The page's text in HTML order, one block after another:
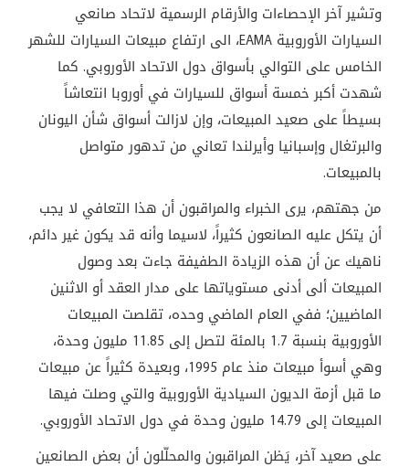
وتشير آخر الإحصاءات والأرقام الرسمية لاتحاد صانعي
السيارات الأوروبية EAMA، الى ارتفاع مبيعات السيارات للشهر
الخامس على التوالي بأسواق دول الاتحاد الأوروبي. كما
شهدت أكبر خمسة أسواق للسيارات في أوروبا انتعاشاً
بسيطاً على صعيد المبيعات، وإن لازالت أسواق شأن اليونان
والبرتغال وإسبانيا وأيرلندا تعاني من تدهور متواصل
بالمبيعات.
من جهتهم، يرى الخبراء والمراقبون أن هذا التعافي لا يجب
أن يتكل عليه الصانعون كثيراً، لاسيما وأنه قد يكون غير دائم،
ناهيك عن أن هذه الزيادة الطفيفة جاءت بعد وصول
المبيعات ألى أدنى مستوياتها على مدار العقد أو الاثنين
الماضيين؛ ففي العام الماضي وحده، تقلصت المبيعات
الأوروبية بنسبة 1.7 بالمئة لتصل إلى 11.85 مليون وحدة،
وهي أسوأ مبيعات منذ عام 1995، وبعيدة كثيراً عن مبيعات
ما قبل أزمة الديون السيادية الأوروبية والتي وصلت فيها
المبيعات إلى 14.79 مليون وحدة في دول الاتحاد الأوروبي
.
على صعيد آخر، يَظن المراقبون والمحلّلون أن بعض الصانعين